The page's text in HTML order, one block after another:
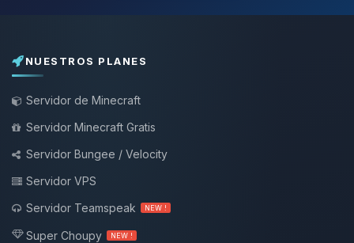
NUESTROS PLANES
Servidor de Minecraft
Servidor Minecraft Gratis
Servidor Bungee / Velocity
Servidor VPS
Servidor Teamspeak
NEW !
Super Choupy NEW !